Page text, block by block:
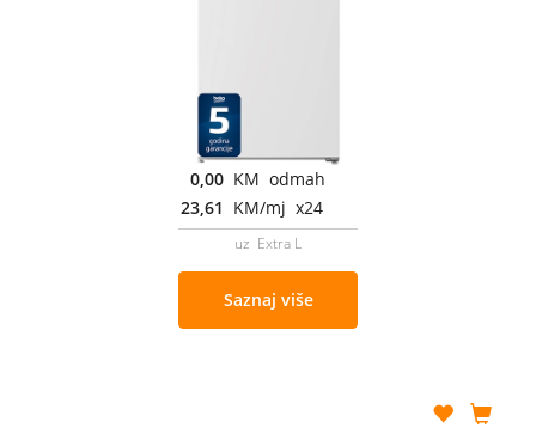
0,00 KM odmah
23,61 KM/mj x24
uz Extra L
Saznaj više